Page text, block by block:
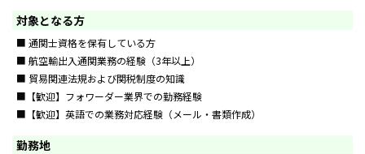
対象となる方
■ 通関士資格を保有している方
■ 航空輸出入通関業務の経験（3年以上）
■ 貿易関連法規および関税制度の知識
■【歓迎】フォワーダー業界での勤務経験
■【歓迎】英語での業務対応経験（メール・書類作成）
勤務地